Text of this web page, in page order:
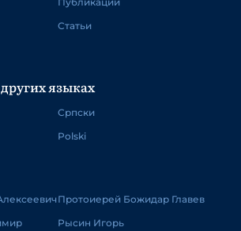
Статьи
языках
Српски
Polski
Протоиерей Божидар Главев
Рысин Игорь